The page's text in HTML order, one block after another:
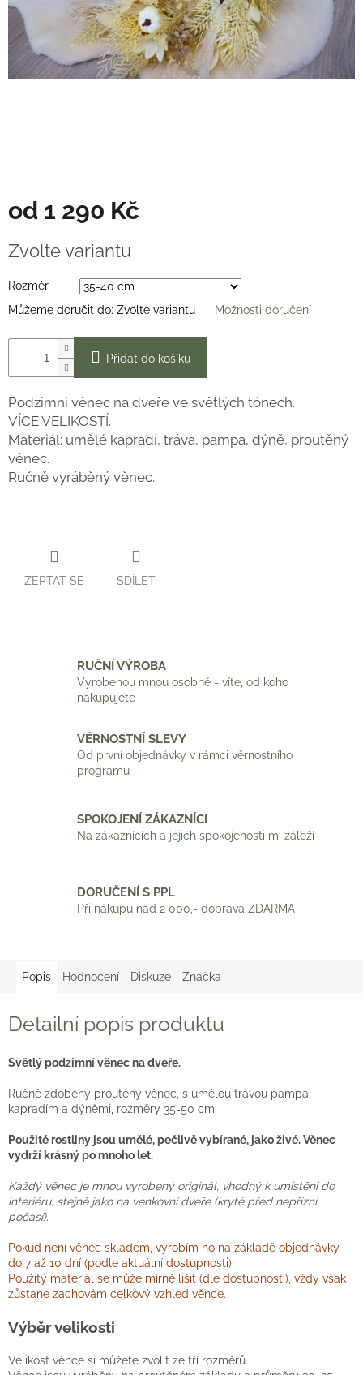
Věnce
na
stůl
Hodnocení
(FAQ)
mně
Přihlášení
od 1 290 Kč
cena:
Zvolte variantu
Rozměr
Můžeme doručit do: Zvolte variantu Možnosti doručení
Přidat do košíku
Podzimní věnec na dveře ve světlých tónech.
VÍCE VELIKOSTÍ.
Materiál: umělé kapradí, tráva, pampa, dýně, proutěný
věnec.
Ručně vyráběný věnec.
ZEPTAT SE SDÍLET
RUČNÍ VÝROBA
Vyrobenou mnou osobně - víte, od koho
nakupujete
VĚRNOSTNÍ SLEVY
Od první objednávky v rámci věrnostního
programu
SPOKOJENÍ ZÁKAZNÍCI
Na zákaznících a jejich spokojenosti mi záleží
DORUČENÍ S PPL
Při nákupu nad 2 000,- doprava ZDARMA
Popis Hodnocení Diskuze Značka
Detailní popis produktu
Světlý podzimní věnec na dveře.
Ručně zdobený proutěný věnec, s umělou trávou pampa,
kapradím a dýněmi, rozměry 35-50 cm.
Použité rostliny jsou umělé, pečlivě vybírané, jako živé. Věnec
vydrží krásný po mnoho let.
Každý věnec je mnou vyrobený originál, vhodný k umístění do
interiéru, stejně jako na venkovní dveře (kryté před nepřízní
počasí).
Pokud není věnec skladem, vyrobím ho na základě objednávky
do 7 až 10 dní (podle aktuální dostupnosti).
Použitý materiál se může mírně lišit (dle dostupnosti), vždy však
zůstane zachovám celkový vzhled věnce.
Výběr velikosti
Velikost věnce si můžete zvolit ze tří rozměrů.